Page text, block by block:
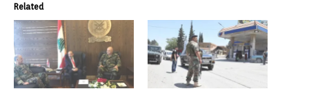
Related